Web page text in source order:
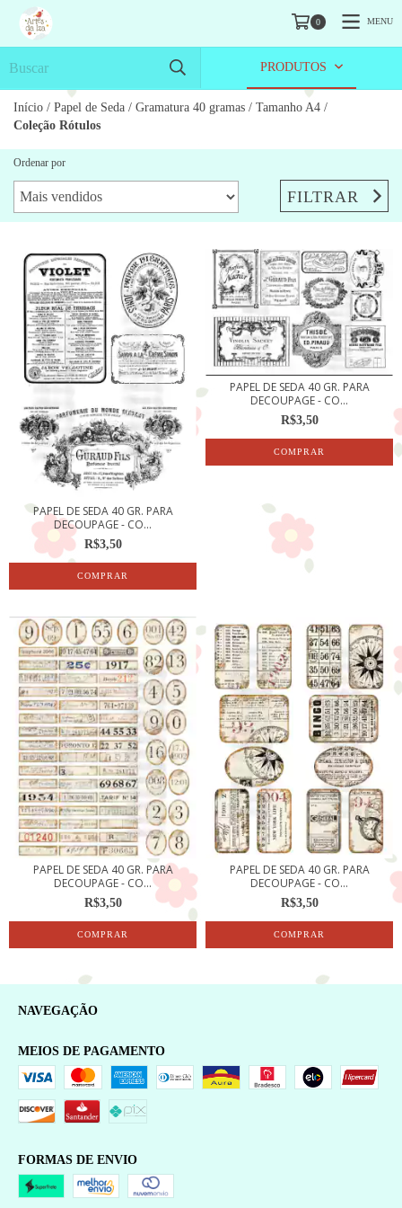
0 MENU
PRODUTOS
Início / Papel de Seda / Gramatura 40 gramas / Tamanho A4 /
Coleção Rótulos
Ordenar por
FILTRAR
PAPEL DE SEDA 40 GR. PARA
DECOUPAGE - CO...
R$3,50
PAPEL DE SEDA 40 GR. PARA
DECOUPAGE - CO...
R$3,50
PAPEL DE SEDA 40 GR. PARA
DECOUPAGE - CO...
R$3,50
PAPEL DE SEDA 40 GR. PARA
DECOUPAGE - CO...
R$3,50
NAVEGAÇÃO
MEIOS DE PAGAMENTO
FORMAS DE ENVIO